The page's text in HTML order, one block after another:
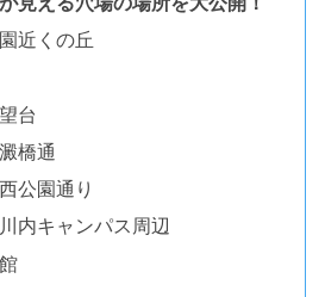
近くの丘
台
橋通
公園通り
内キャンパス周辺